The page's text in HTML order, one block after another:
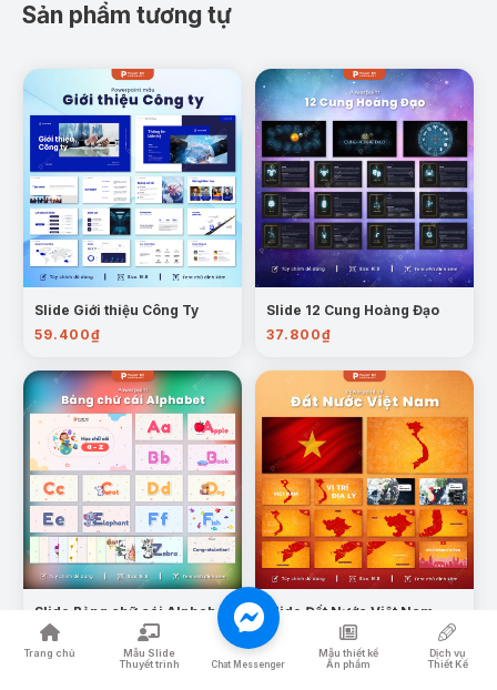
Sản phẩm tương tự
Slide Giới thiệu Công Ty
59.400₫
Slide 12 Cung Hoàng Đạo
37.800₫
Slide Bảng chữ cái Alphabet
37.800
Slide Đất Nước Việt Nam
37.800
Trang chủ
Mẫu Slide
Thuyết trình
Chat Messenger
Mẫu thiết kế
Ấn phẩm
Dịch vụ
Thiết Kế